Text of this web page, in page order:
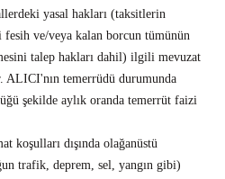
yasal hakları (taksitlerin
fesih ve/veya kalan borcun tümünün
talep hakları dahil) ilgili mevuzat
ALICI'nın temerrüdü durumunda
şekilde aylık oranda temerrüt faizi
koşulları dışında olağanüstü
trafik, deprem, sel, yangın gibi)